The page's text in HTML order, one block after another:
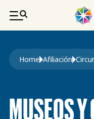
PASAR AL
Ruta de
Home Afiliación
MUSEOS